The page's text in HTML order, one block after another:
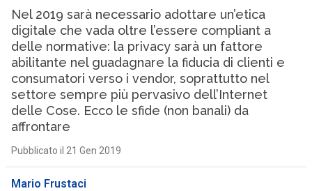
Nel 2019 sarà necessario adottare un’etica
digitale che vada oltre l’essere compliant a
delle normative: la privacy sarà un fattore
abilitante nel guadagnare la fiducia di clienti e
consumatori verso i vendor, soprattutto nel
settore sempre più pervasivo dell’Internet
delle Cose. Ecco le sfide (non banali) da
affrontare
Pubblicato il 21 Gen 2019
Mario Frustaci